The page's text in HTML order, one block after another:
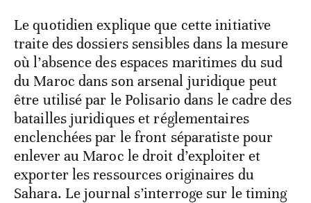
Le quotidien explique que cette initiative
traite des dossiers sensibles dans la mesure
où l’absence des espaces maritimes du sud
du Maroc dans son arsenal juridique peut
être utilisé par le Polisario dans le cadre des
batailles juridiques et réglementaires
enclenchées par le front séparatiste pour
enlever au Maroc le droit d’exploiter et
exporter les ressources originaires du
Sahara. Le journal s’interroge sur le timing